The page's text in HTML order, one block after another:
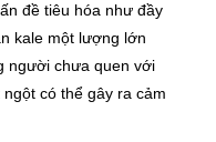
đề tiêu hóa như đầy
kale một lượng lớn
người chưa quen với
có thể gây ra cảm